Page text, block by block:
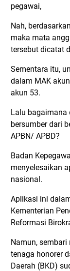
pegawai,
Nah,
maka mata
tersebut dicatat
Sementara itu,
dalam MAK
akun 53.
Lalu bagaimana
bersumber dari
APBN/ APBD?
Badan
menyelesaikan
nasional.
Aplikasi ini
Kementerian
Reformasi
Namun,
tenaga honorer
Daerah (BKD)